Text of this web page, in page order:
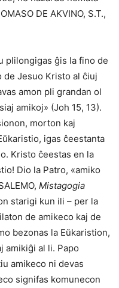
DE AKVINO, S.T.,
plilongigas ĝis la fino de
de Jesuo Kristo al ĉiuj
amon pli grandan ol
amikoj» (Joh 15, 13).
morton kaj
igas ĉeestanta
Kristo ĉeestas en la
Dio la Patro, «amiko
Mistagogia
starigi kun ili – per la
de amikeco kaj de
bezonas la Eŭkaristion,
amikiĝi al li. Papo
amikeco ni devas
signifas komunecon